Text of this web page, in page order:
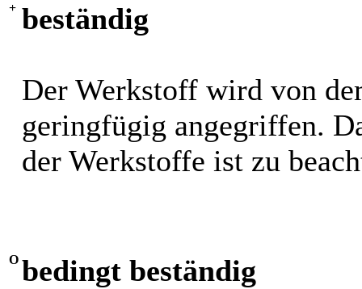
+ beständig
Der Werkstoff wird von
geringfügig angegriffen.
der Werkstoffe ist zu
O bedingt beständig